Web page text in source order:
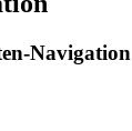
Navigation